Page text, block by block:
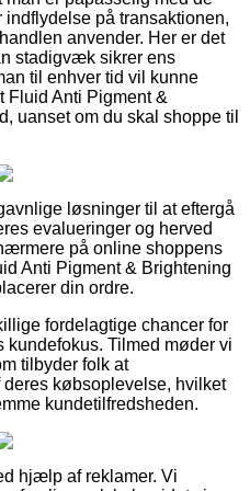
på transaktionen,
anvender. Her er det
stadigvæk sikrer ens
til enhver tid vil kunne
Fluid Anti Pigment &
uanset om du skal shoppe til
løsninger til at eftergå
evalueringer og herved
på online shoppens
Anti Pigment & Brightening
din ordre.
fordelagtige chancer for
kundefokus. Tilmed møder vi
tilbyder folk at
købsoplevelse, hvilket
kundetilfredsheden.
hjælp af reklamer. Vi